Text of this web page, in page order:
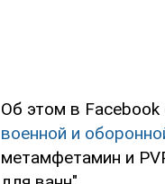
Об этом в
военной и
метамфетамин и